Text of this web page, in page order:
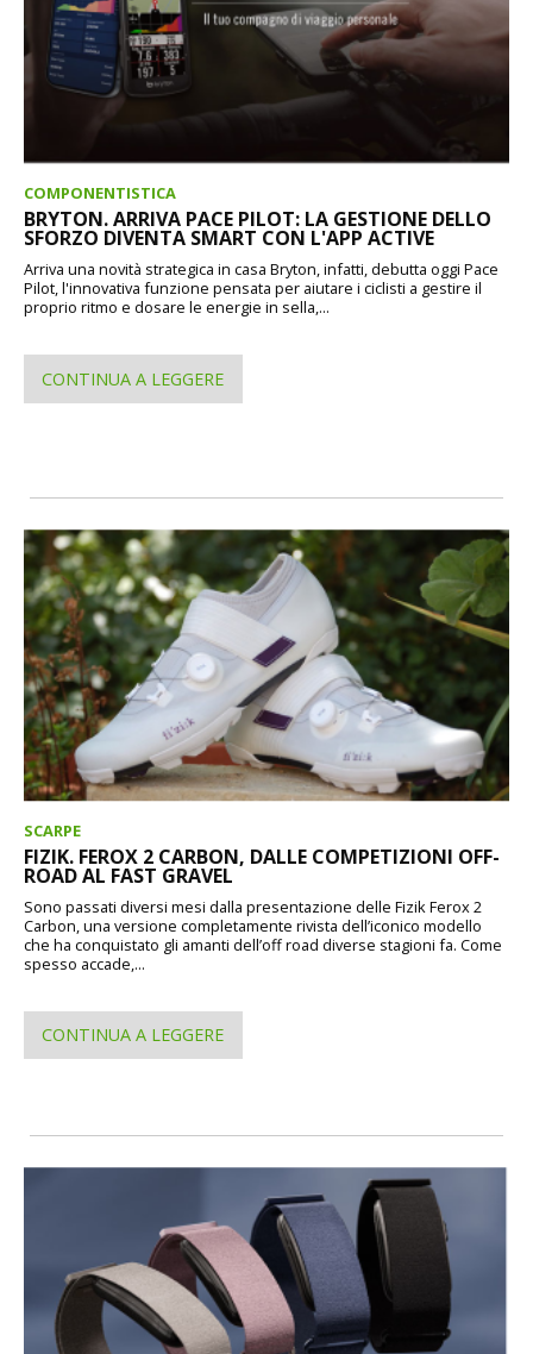
COMPONENTISTICA
BRYTON. ARRIVA PACE PILOT: LA GESTIONE DELLO
SFORZO DIVENTA SMART CON L'APP ACTIVE
Arriva una novità strategica in casa Bryton, infatti, debutta oggi Pace
Pilot, l'innovativa funzione pensata per aiutare i ciclisti a gestire il
proprio ritmo e dosare le energie in sella,...
CONTINUA A LEGGERE
SCARPE
FIZIK. FEROX 2 CARBON, DALLE COMPETIZIONI OFF-
ROAD AL FAST GRAVEL
Sono passati diversi mesi dalla presentazione delle Fizik Ferox 2
Carbon, una versione completamente rivista dell’iconico modello
che ha conquistato gli amanti dell’off road diverse stagioni fa. Come
spesso accade,...
CONTINUA A LEGGERE